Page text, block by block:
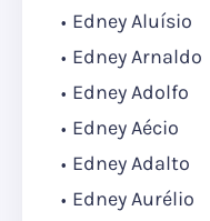
Edney Aluísio
Edney Arnaldo
Edney Adolfo
Edney Aécio
Edney Adalto
Edney Aurélio